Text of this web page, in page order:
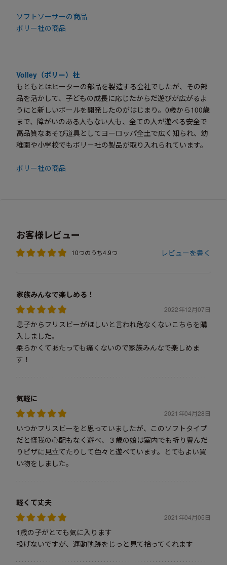
ソフトソーサーの商品
ボリー社の商品
Volley（ボリー）社
もともとはヒーターの部品を製造する会社でしたが、その部
品を活かして、子どもの成長に応じたからだ遊びが広がるよ
うにと新しいボールを開発したのがはじまり。0歳から100歳
まで、障がいのある人もない人も、全ての人が遊べる安全で
高品質なあそび道具としてヨーロッパ全土で広く知られ、幼
稚園や小学校でもボリー社の製品が取り入れられています。
ボリー社の商品
お客様レビュー
10つのうち4.9つ レビューを書く
家族みんなで楽しめる！
2022年12月07日
息子からフリスビーがほしいと言われ危なくないこちらを購
入しました。
柔らかくてあたっても痛くないので家族みんなで楽しめま
す！
気軽に
2021年04月28日
いつかフリスビーをと思っていましたが、このソフトタイプ
だと怪我の心配もなく遊べ、３歳の娘は室内でも折り畳んだ
りピザに見立てたりして色々と遊べています。とてもよい買
い物をしました。
軽くて丈夫
2021年04月05日
1歳の子がとても気に入ります
投げないですが、運動軌跡をじっと見て拾ってくれます